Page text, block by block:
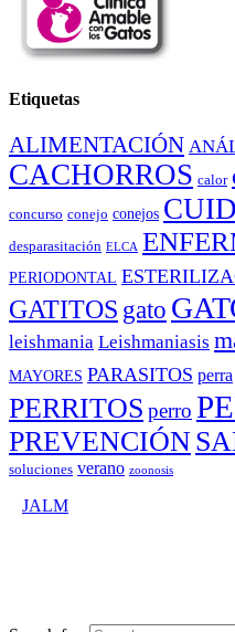
Etiquetas
ALIMENTACIÓN
CACHORROS calor
concurso conejo conejos
desparasitación ELCA
PERIODONTAL
GATITOS gato
leishmania Leishmaniasis
MAYORES PARASITOS perra
PERRITOS perro
PREVENCIÓN
soluciones verano zoonosis
JALM